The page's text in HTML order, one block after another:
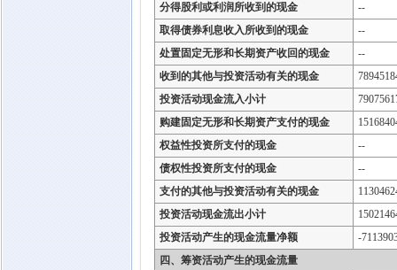
分得股利或利润所收到的现金
--
取得债券利息收入所收到的现金
--
处置固定无形和长期资产收回的现金
--
收到的其他与投资活动有关的现金
投资活动现金流入小计
购建固定无形和长期资产支付的现金
权益性投资所支付的现金
--
债权性投资所支付的现金
--
支付的其他与投资活动有关的现金
投资活动现金流出小计
投资活动产生的现金流量净额
-
四、筹资活动产生的现金流量